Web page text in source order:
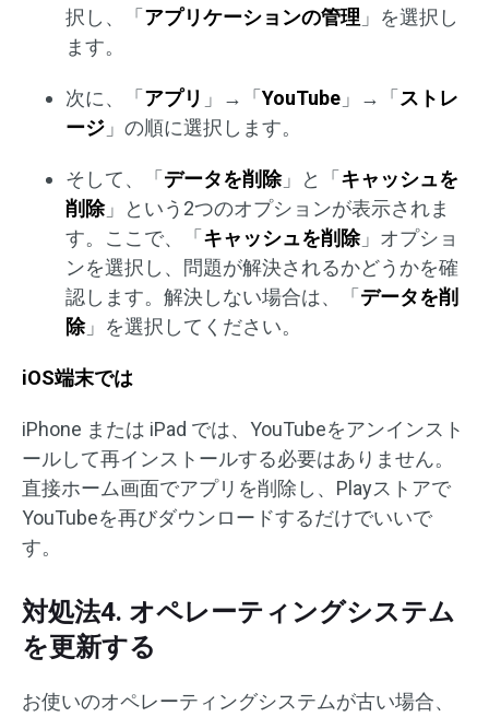
択し、「 アプリケーションの管理 」を選択し
ます。
次に、「 アプリ 」→「 YouTube 」→「 ストレ
ージ 」の順に選択します。
そして、「 データを削除」と「 キャッシュを
削除」という2つのオプションが表示されま
す。ここで、「 キャッシュを削除」オプショ
ンを選択し、問題が解決されるかどうかを確
認します。解決しない場合は、「 データを削
除」を選択してください。
iOS端末では
iPhone または iPad では、YouTubeをアンインスト
ールして再インストールする必要はありません。
直接ホーム画面でアプリを削除し、Playストアで
YouTubeを再びダウンロードするだけでいいで
す。
対処法4. オペレーティングシステム
を更新する
お使いのオペレーティングシステムが古い場合、